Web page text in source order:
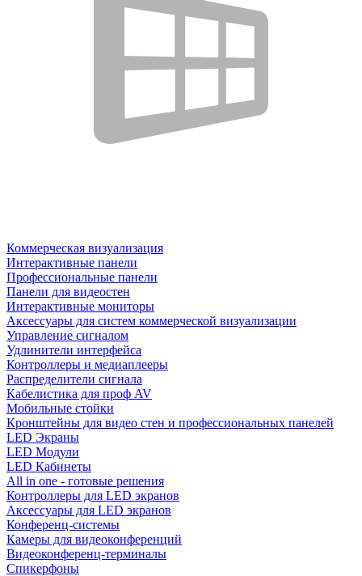
Коммерческая визуализация
Интерактивные панели
Профессиональные панели
Панели для видеостен
Интерактивные мониторы
Аксессуары для систем коммерческой визуализации
Управление сигналом
Удлинители интерфейса
Контроллеры и медиаплееры
Распределители сигнала
Кабелистика для проф AV
Мобильные стойки
Кронштейны для видео стен и профессиональных панелей
LED Экраны
LED Модули
LED Кабинеты
All in one - готовые решения
Контроллеры для LED экранов
Аксессуары для LED экранов
Конференц-системы
Камеры для видеоконференций
Видеоконференц-терминалы
Спикерфоны